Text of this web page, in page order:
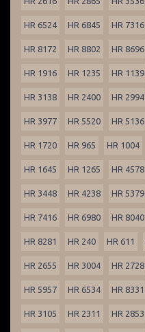
HR 6524 HR 6845 HR 7316
HR 8172 HR 8802 HR 8696
HR 1916 HR 1235 HR 1139
HR 3138 HR 2400 HR 2994
HR 3977 HR 5520 HR 5136
HR 1720 HR 965 HR 1004
HR 1645 HR 1265 HR 4578
HR 3448 HR 4238 HR 5379
HR 7416 HR 6980 HR 8040
HR 8281 HR 240 HR 611
HR 2655 HR 3004 HR 2728
HR 5957 HR 6534 HR 8331
HR 3105 HR 2311 HR 2853